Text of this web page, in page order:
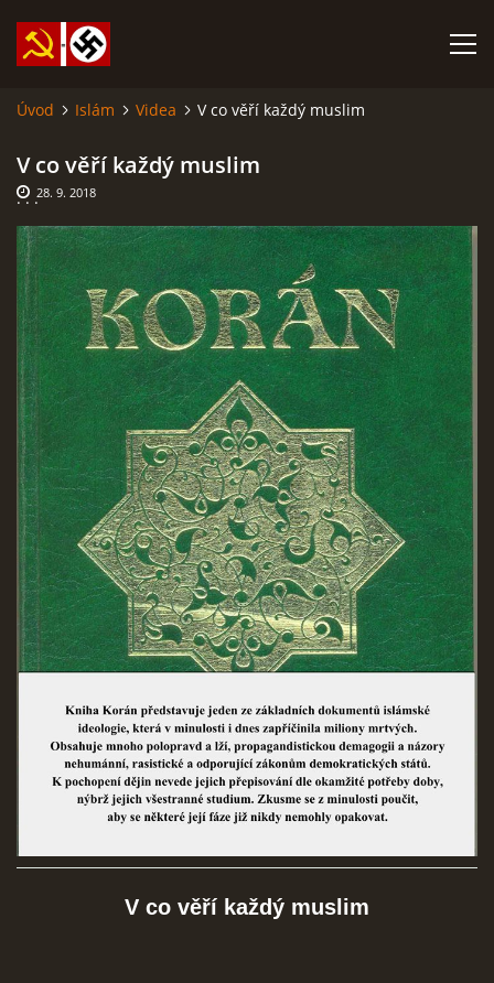
ISLÁM
ANARCHISMUS A NEOMARXISMUS
KOMUNISMUS
NACIONÁLNÍ SOCIALISMUS
PROPAGAČNÍ MATERIÁLY A DALŠÍ
SOCIÁLNÍ SÍTĚ
© 2026 eStránky.cz |RSS
Úvod Islám Videa V co věří každý muslim
V co věří každý muslim
. . .28. 9. 2018
V co věří každý muslim